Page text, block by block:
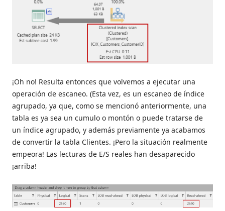
¡Oh no! Resulta entonces que volvemos a ejecutar una
operación de escaneo. (Esta vez, es un escaneo de índice
agrupado, ya que, como se mencionó anteriormente, una
tabla es ya sea un cumulo o montón o puede tratarse de
un índice agrupado, y además previamente ya acabamos
de convertir la tabla Clientes. ¡Pero la situación realmente
empeora! Las lecturas de E/S reales han desaparecido
¡arriba!